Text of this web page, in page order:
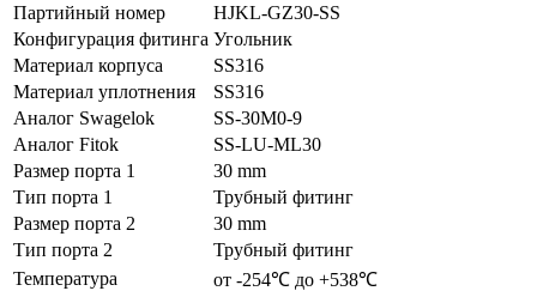
Партийный номер
HJKL-GZ30-SS
Конфигурация фитинга Угольник
Материал корпуса
SS316
Материал уплотнения
SS316
Аналог Swagelok
SS-30M0-9
Аналог Fitok
SS-LU-ML30
Размер порта 1
30 mm
Тип порта 1
Трубный фитинг
Размер порта 2
30 mm
Тип порта 2
Трубный фитинг
Температура
от -254℃ до +538℃